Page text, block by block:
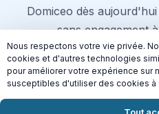
Domiceo dès
sans engagement
Demander mon
Nous respectons votre vie privée.
cookies et d'autres technologies
pour améliorer votre expérience sur
susceptibles d'utiliser des cookies
Tout